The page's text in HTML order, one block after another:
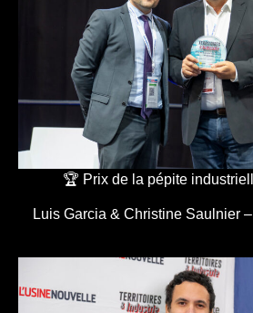
🏆 Prix de la pépite
Luis Garcia & Christine Saulnier